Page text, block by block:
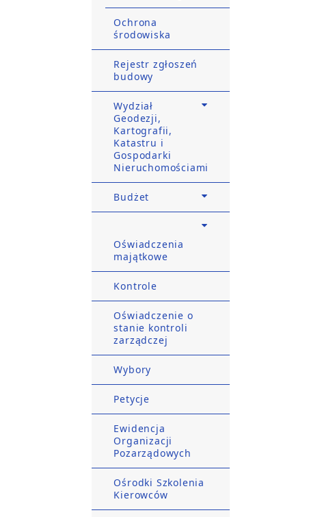
Ochrona
środowiska
Rejestr zgłoszeń
budowy
Wydział
Geodezji,
Kartografii,
Katastru i
Gospodarki
Nieruchomościami
Budżet
Oświadczenia
majątkowe
Kontrole
Oświadczenie o
stanie kontroli
zarządczej
Wybory
Petycje
Ewidencja
Organizacji
Pozarządowych
Ośrodki Szkolenia
Kierowców